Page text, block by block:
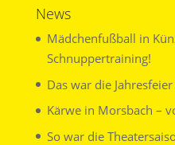
News
Mädchenfußball in
Schnuppertraining!
Das war die
Kärwe in Morsbach –
So war die